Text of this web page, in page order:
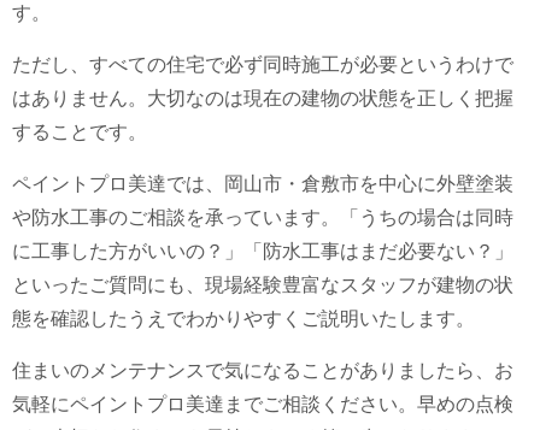
す。
ただし、すべての住宅で必ず同時施工が必要というわけで
はありません。大切なのは現在の建物の状態を正しく把握
することです。
ペイントプロ美達では、岡山市・倉敷市を中心に外壁塗装
や防水工事のご相談を承っています。「うちの場合は同時
に工事した方がいいの？」「防水工事はまだ必要ない？」
といったご質問にも、現場経験豊富なスタッフが建物の状
態を確認したうえでわかりやすくご説明いたします。
住まいのメンテナンスで気になることがありましたら、お
気軽にペイントプロ美達までご相談ください。早めの点検